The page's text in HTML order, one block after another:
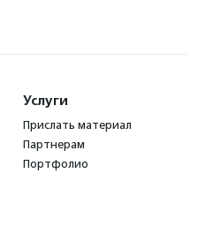
Услуги
Прислать материал
Партнерам
Портфолио